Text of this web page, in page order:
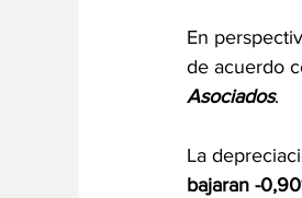
En
de acuerdo
Asociados.
La
bajaran -